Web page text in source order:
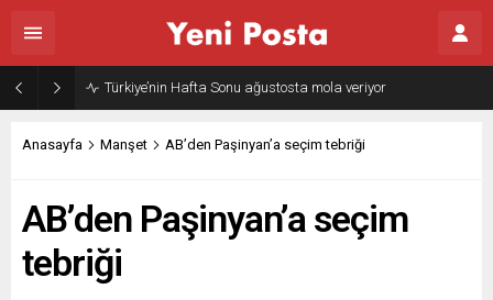
Türkiye’nin Hafta Sonu ağustosta mola veriyor
Anasayfa Manşet AB’den Paşinyan’a seçim tebriği
AB’den Paşinyan’a seçim
tebriği